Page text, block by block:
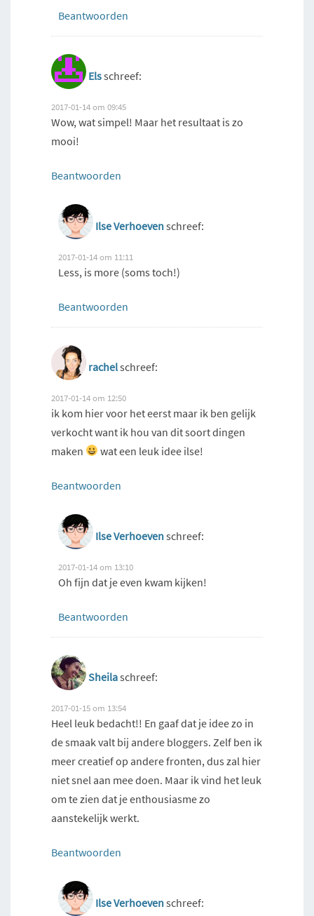
Beantwoorden
Elsschreef:
2017-01-14 om 09:45
Wow, wat simpel! Maar het resultaat is zo
mooi!
Beantwoorden
Ilse Verhoevenschreef:
2017-01-14 om 11:11
Less, is more (soms toch!)
Beantwoorden
rachelschreef:
2017-01-14 om 12:50
ik kom hier voor het eerst maar ik ben gelijk
verkocht want ik hou van dit soort dingen
maken
wat een leuk idee ilse!
Beantwoorden
Ilse Verhoevenschreef:
2017-01-14 om 13:10
Oh fijn dat je even kwam kijken!
Beantwoorden
Sheilaschreef:
2017-01-15 om 13:54
Heel leuk bedacht!! En gaaf dat je idee zo in
de smaak valt bij andere bloggers. Zelf ben ik
meer creatief op andere fronten, dus zal hier
niet snel aan mee doen. Maar ik vind het leuk
om te zien dat je enthousiasme zo
aanstekelijk werkt.
Beantwoorden
Ilse Verhoevenschreef: